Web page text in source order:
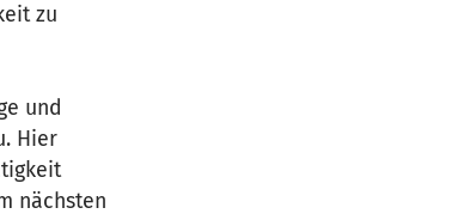
zu
und
Hier
nächsten